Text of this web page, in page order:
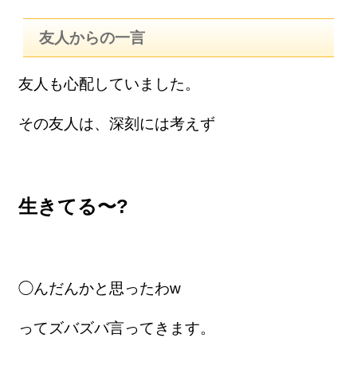
友人からの一言
友人も心配していました。
その友人は、深刻には考えず
生きてる〜?
◯んだんかと思ったわw
ってズバズバ言ってきます。